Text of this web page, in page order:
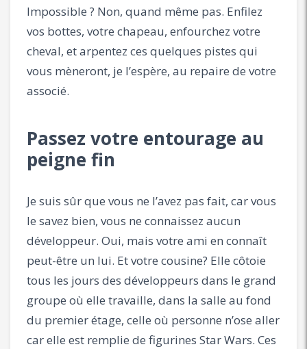
Impossible ? Non, quand même pas. Enfilez
vos bottes, votre chapeau, enfourchez votre
cheval, et arpentez ces quelques pistes qui
vous mèneront, je l’espère, au repaire de votre
associé.
Passez votre entourage au
peigne fin
Je suis sûr que vous ne l’avez pas fait, car vous
le savez bien, vous ne connaissez aucun
développeur. Oui, mais votre ami en connaît
peut-être un lui. Et votre cousine? Elle côtoie
tous les jours des développeurs dans le grand
groupe où elle travaille, dans la salle au fond
du premier étage, celle où personne n’ose aller
car elle est remplie de figurines Star Wars. Ces